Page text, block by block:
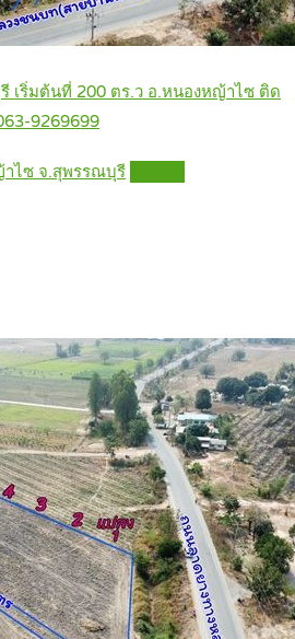
เริ่มต้นที่ 200 ตร.ว อ.หนองหญ้าไซ ติด
9269699
ไซ จ.สุพรรณบุรี